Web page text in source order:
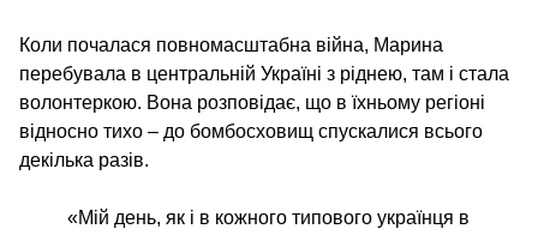
Коли почалася повномасштабна війна, Марина
перебувала в центральній Україні з ріднею, там і стала
волонтеркою. Вона розповідає, що в їхньому регіоні
відносно тихо – до бомбосховищ спускалися всього
декілька разів.
«Мій день, як і в кожного типового українця в